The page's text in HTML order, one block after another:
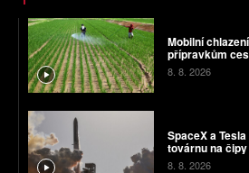
Mobilní
přípravkům
8. 8. 2026
SpaceX a
továrnu na čipy
8. 8. 2026